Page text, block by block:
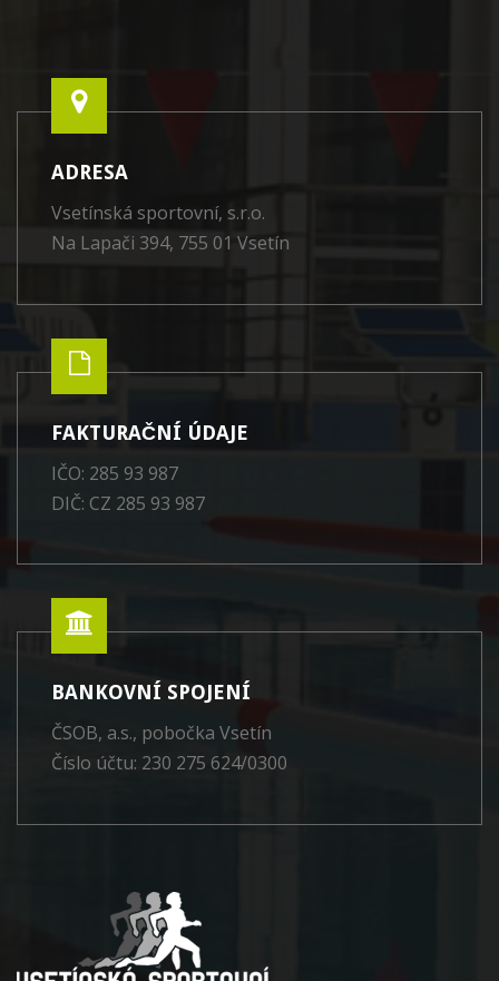
ADRESA
Vsetínská sportovní, s.r.o.
Na Lapači 394, 755 01 Vsetín
FAKTURAČNÍ ÚDAJE
IČO: 285 93 987
DIČ: CZ 285 93 987
BANKOVNÍ SPOJENÍ
ČSOB, a.s., pobočka Vsetín
Číslo účtu: 230 275 624/0300